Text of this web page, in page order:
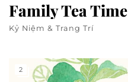
Family Tea Time
Kỷ Niệm & Trang Trí
2